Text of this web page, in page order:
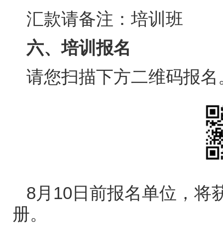
汇款请备注：培训班
六、培训报名
请您扫描下方二维码报名
8月 10日前报名单位，将
册。